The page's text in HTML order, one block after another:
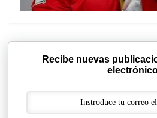
Recibe nuevas